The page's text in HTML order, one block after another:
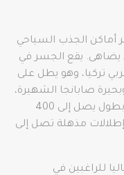
أماكن الجذب السياحي
يضاهى. يقع الجسر في
تركيا، وهو يطل على
صابانجا الشهيرة،
وغابات يانق وأنهارها. كما يتميز الجسر بطول يصل إلى 400
يقارب 3 أمتار، وبه إطلالات مذهلة تصل إلى
للراغبين في